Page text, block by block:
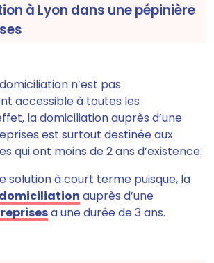
à Lyon dans une pépinière
n’est pas
accessible à toutes les
la domiciliation auprès d’une
est surtout destinée aux
qui ont moins de 2 ans d’existence.
solution à court terme puisque, la
auprès d’une
a une durée de 3 ans.